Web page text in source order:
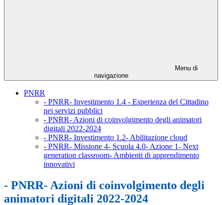
Menu di
navigazione
PNRR
- PNRR- Investimento 1.4 - Esperienza del Cittadino
nei servizi pubblici
- PNRR- Azioni di coinvolgimento degli animatori
digitali 2022-2024
- PNRR- Investimento 1.2- Abilitazione cloud
- PNRR- Missione 4- Scuola 4.0- Azione 1- Next
generation classroom- Ambienti di apprendimento
innovativi
- PNRR- Azioni di coinvolgimento degli
animatori digitali 2022-2024